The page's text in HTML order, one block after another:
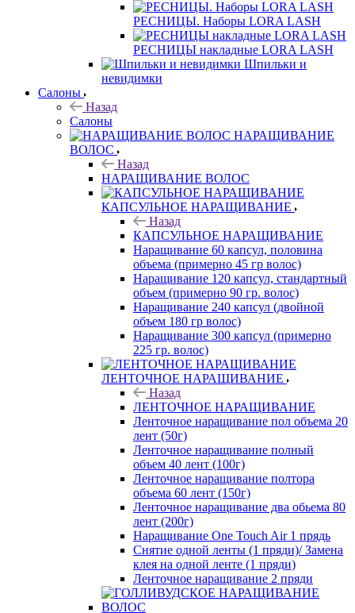
РЕСНИЦЫ. Наборы LORA LASH
РЕСНИЦЫ накладные LORA LASH
Шпильки и
невидимки
Салоны
Назад
Салоны
НАРАЩИВАНИЕ
ВОЛОС
Назад
НАРАЩИВАНИЕ ВОЛОС
КАПСУЛЬНОЕ НАРАЩИВАНИЕ
Назад
КАПСУЛЬНОЕ НАРАЩИВАНИЕ
Наращивание 60 капсул, половина
объема (примерно 45 гр волос)
Наращивание 120 капсул, стандартный
объем (примерно 90 гр. волос)
Наращивание 240 капсул (двойной
объем 180 гр волос)
Наращивание 300 капсул (примерно
225 гр. волос)
ЛЕНТОЧНОЕ НАРАЩИВАНИЕ
Назад
ЛЕНТОЧНОЕ НАРАЩИВАНИЕ
Ленточное наращивание пол объема 20
лент (50г)
Ленточное наращивание полный
объем 40 лент (100г)
Ленточное наращивание полтора
объема 60 лент (150г)
Ленточное наращивание два обьема 80
лент (200г)
Наращивание One Touch Air 1 прядь
Снятие одной ленты (1 пряди)/ Замена
клея на одной ленте (1 пряди)
Ленточное наращивание 2 пряди